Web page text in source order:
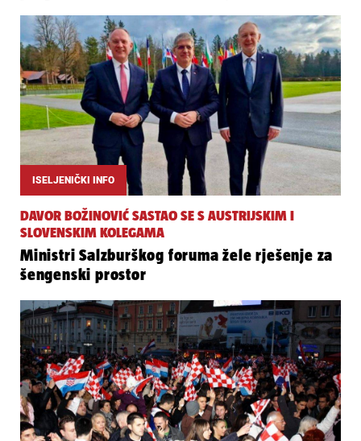
ISELJENIČKI INFO
DAVOR BOŽINOVIĆ SASTAO SE S AUSTRIJSKIM I
SLOVENSKIM KOLEGAMA
Ministri Salzburškog foruma žele rješenje za
šengenski prostor